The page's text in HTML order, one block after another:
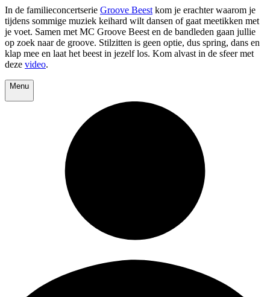
In de familieconcertserie Groove Beest kom je erachter waarom je
tijdens sommige muziek keihard wilt dansen of gaat meetikken met
je voet. Samen met MC Groove Beest en de bandleden gaan jullie
op zoek naar de groove. Stilzitten is geen optie, dus spring, dans en
klap mee en laat het beest in jezelf los. Kom alvast in de sfeer met
deze video.
Menu